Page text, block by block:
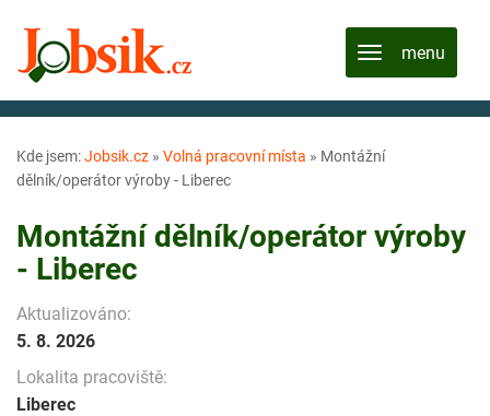
Kde jsem:Jobsik.cz » Volná pracovní místa » Montážní
dělník/operátor výroby - Liberec
Montážní dělník/operátor výroby
- Liberec
Aktualizováno:
5. 8. 2026
Lokalita pracoviště:
Liberec